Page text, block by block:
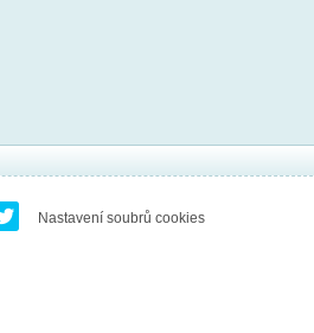
Nastavení soubrů cookies